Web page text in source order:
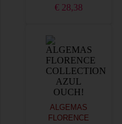
€ 28,38
ALGEMAS
FLORENCE